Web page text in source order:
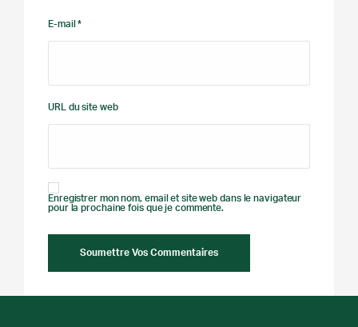
E-mail *
URL du site web
Enregistrer mon nom, email et site web dans le navigateur
pour la prochaine fois que je commente.